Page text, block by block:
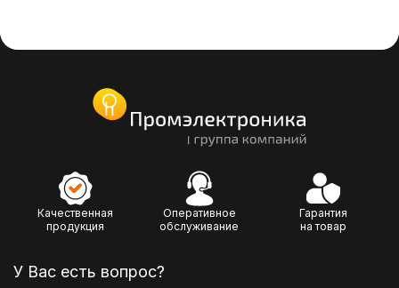
Качественная
продукция
Оперативное
обслуживание
Гарантия
на товар
У Вас есть вопрос?